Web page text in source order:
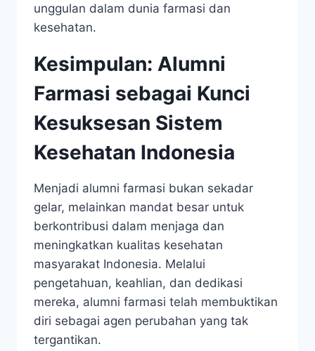
unggulan dalam dunia farmasi dan
kesehatan.
Kesimpulan: Alumni
Farmasi sebagai Kunci
Kesuksesan Sistem
Kesehatan Indonesia
Menjadi alumni farmasi bukan sekadar
gelar, melainkan mandat besar untuk
berkontribusi dalam menjaga dan
meningkatkan kualitas kesehatan
masyarakat Indonesia. Melalui
pengetahuan, keahlian, dan dedikasi
mereka, alumni farmasi telah membuktikan
diri sebagai agen perubahan yang tak
tergantikan.